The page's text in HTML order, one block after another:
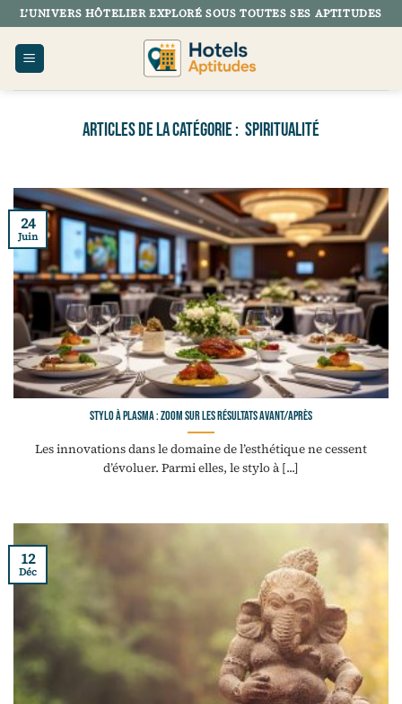
Passer
au
contenu
L’UNIVERS HÔTELIER EXPLORÉ SOUS TOUTES SES APTITUDES
SPIRITUALITÉ
Stylo à plasma : zoom sur les résultats avant/après
Les innovations dans le domaine de l’esthétique ne cessent
d’évoluer. Parmi elles, le stylo à [...]
24
Juin
12
Déc